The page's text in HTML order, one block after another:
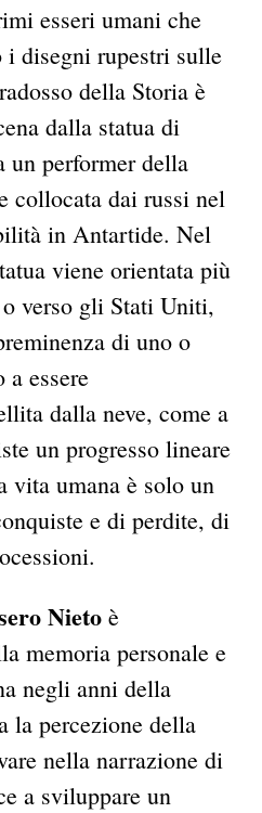
esseri umani che
disegni rupestri sulle
della Storia è
dalla statua di
un performer della
collocata dai russi nel
in Antartide. Nel
viene orientata più
verso gli Stati Uniti,
di uno o
essere
dalla neve, come a
un progresso lineare
vita umana è solo un
e di perdite, di
Nieto è
memoria personale e
negli anni della
la percezione della
nella narrazione di
a sviluppare un